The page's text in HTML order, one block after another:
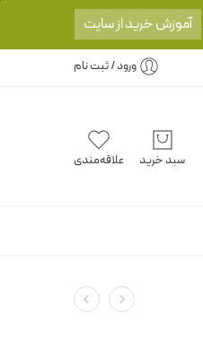
آموزش خرید از سایت
ورود / ثبت نام
سبد خرید علاقه‌مندی